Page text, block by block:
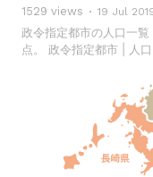
1529 views 19 Jul
政令指定都市の人口一
点。 政令指定都市 | 人